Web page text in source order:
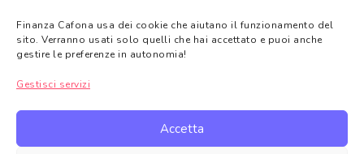
Finanza Cafona usa dei cookie che aiutano il funzionamento del
sito. Verranno usati solo quelli che hai accettato e puoi anche
gestire le preferenze in autonomia!
Gestisci servizi
Accetta
Tutti i temi trattati su Finanza Cafona hannosolo uno scopo
informativo e non di sostituzione a una consulenza finanziaria
finanziari, come suggerimento alla vendita o l’acquisto dei prodotti
finanziari trattati.
In alcuni casi Finanza Cafona in qualità di Affiliato Amazon,
Topcashback e di altre piattaforme di affiliazione potrebbe ricevere